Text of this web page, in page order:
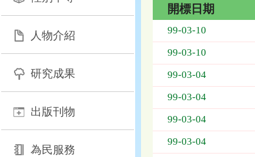
人物介紹
研究成果
出版刊物
為民服務
購
表，
位
為：
開標日期
99-03-10
99-03-10
99-03-04
99-03-04
99-03-04
99-03-04